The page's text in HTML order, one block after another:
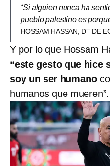
“Si alguien nunca ha
pueblo palestino es
HOSSAM HASSAN, DT DE
Y por lo que Hossam
“este gesto que hice
soy un ser humano
humanos que mueren”.